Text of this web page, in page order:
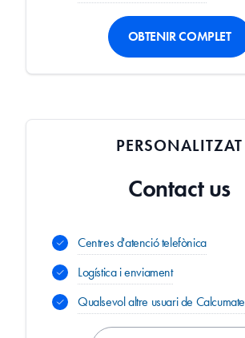
OBTENIR COMPLET
PERSONALITZAT
Contact us
Centres d'atenció telefònica
Logística i enviament
Qualsevol altre usuari de Calcumate